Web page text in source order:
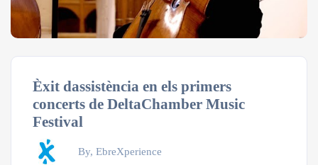
Èxit dassistència en els primers
concerts de DeltaChamber Music
Festival
By, EbreXperience